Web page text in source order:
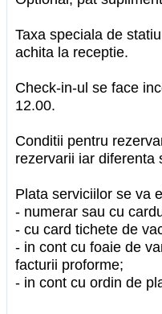
Taxa speciala de
achita la receptie.
Check-in-ul se face
12.00.
Conditii pentru
rezervarii iar diferenta
Plata serviciilor se va
- numerar sau cu
- cu card tichete de
- in cont cu foaie de
facturii proforme;
- in cont cu ordin de